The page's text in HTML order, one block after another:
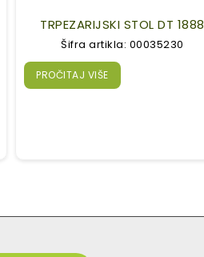
TRPEZARIJSKI STOL DT 1888
Šifra artikla: 00035230
PROČITAJ VIŠE